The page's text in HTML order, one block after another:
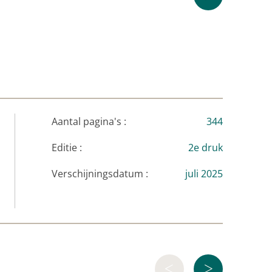
Aantal pagina's :
344
Editie :
2e druk
Verschijningsdatum :
juli 2025